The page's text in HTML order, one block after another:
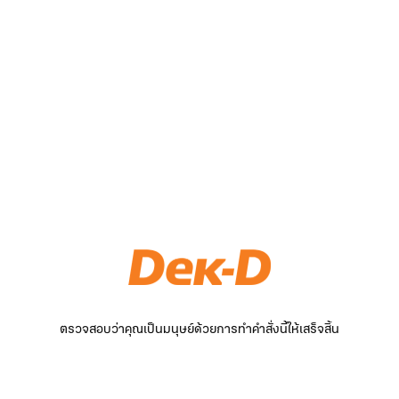
ตรวจสอบว่าคุณเป็นมนุษย์ด้วยการทำคำสั่งนี้ให้เสร็จสิ้น